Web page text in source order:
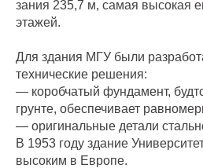
зания 235,7 м, самая высокая
этажей.
Для здания МГУ были
технические решения:
— коробчатый фундамент,
грунте, обеспечивает
— оригинальные детали
В 1953 году здание
высоким в Европе.